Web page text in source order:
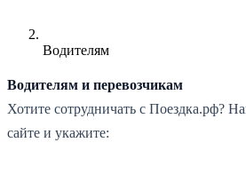
Водителям
Водителям и перевозчикам
Хотите сотрудничать с Поездка.рф?
сайте и укажите: